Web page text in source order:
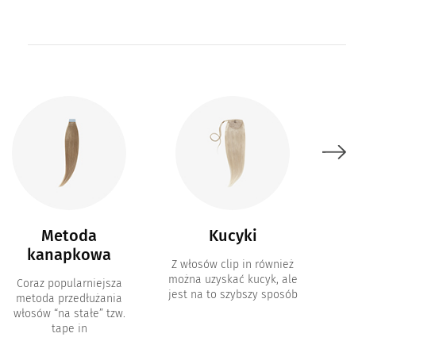
Metoda
kanapkowa
Coraz popularniejsza
metoda przedłużania
włosów “na stałe” tzw.
tape in
Kucyki
Z włosów clip in również
można uzyskać kucyk, ale
jest na to szybszy sposób